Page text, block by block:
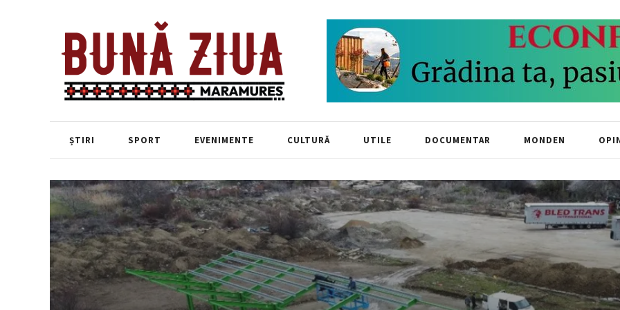
ȘTIRI SPORT EVENIMENTE CULTURĂ UTILE DOCUMENTAR MONDEN